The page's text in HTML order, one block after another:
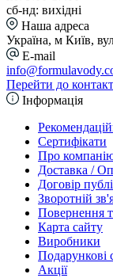
сб-нд: вихідні
Наша адреса
Україна, м Київ,
E-mail
Перейти до
Інформація
Сертифікати
Про
Доставка /
Договір
Зворотній
Повернення
Карта сайту
Виробники
Подарункові
Акції